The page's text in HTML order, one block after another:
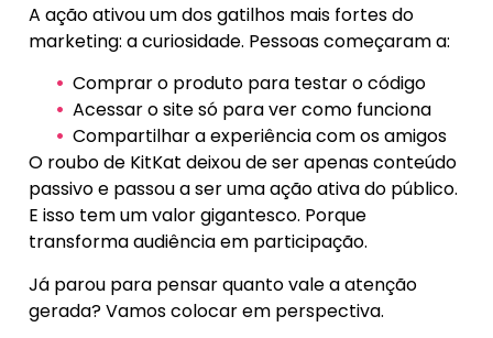
A ação ativou um dos gatilhos mais fortes do
marketing: a curiosidade. Pessoas começaram a:
Comprar o produto para testar o código
Acessar o site só para ver como funciona
Compartilhar a experiência com os amigos
O roubo de KitKat deixou de ser apenas conteúdo
passivo e passou a ser uma ação ativa do público.
E isso tem um valor gigantesco. Porque
transforma audiência em participação.
Já parou para pensar quanto vale a atenção
gerada? Vamos colocar em perspectiva.